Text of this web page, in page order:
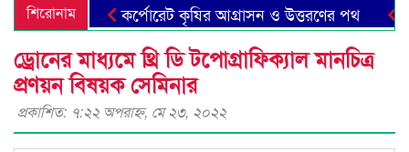
শিরোনাম কর্পোরেট কৃষির আগ্রাসন ও উত্তরণের পথ
ড্রোনের মাধ্যমে থ্রি ডি টপোগ্রাফিক্যাল মানচিত্র
প্রণয়ন বিষয়ক সেমিনার
প্রকাশিত: ৭:২২ অপরাহ্ণ, মে ২৩, ২০২২